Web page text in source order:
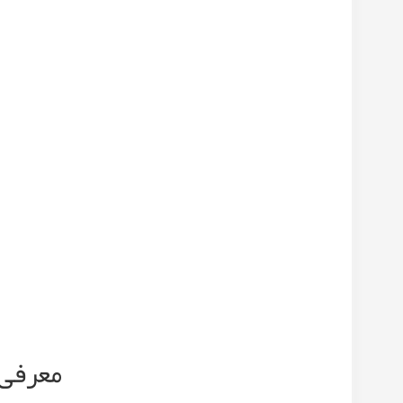
معرفی 10 نوع از گیاهان